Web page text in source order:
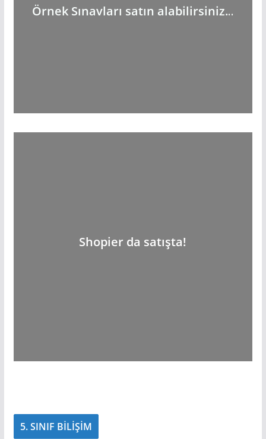
Örnek Sınavları satın alabilirsiniz...
Shopier da satışta!
5. SINIF BİLİŞİM